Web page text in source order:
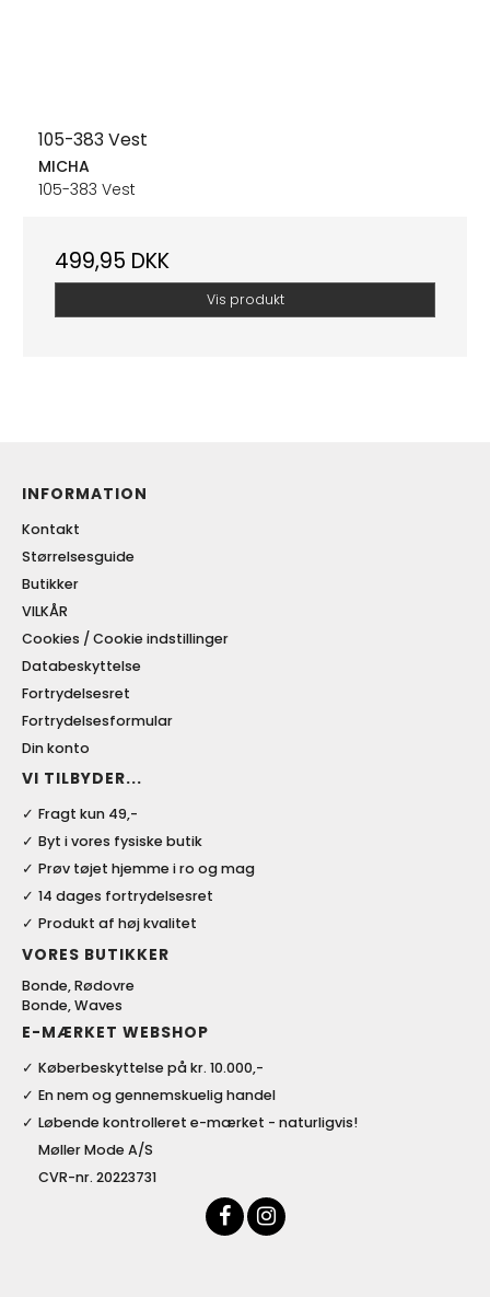
105-383 Vest
MICHA
105-383 Vest
499,95 DKK
Vis produkt
INFORMATION
Kontakt
Størrelsesguide
Butikker
VILKÅR
Cookies / Cookie indstillinger
Databeskyttelse
Fortrydelsesret
Fortrydelsesformular
Din konto
VI TILBYDER...
Fragt kun 49,-
Byt i vores fysiske butik
Prøv tøjet hjemme i ro og mag
14 dages fortrydelsesret
Produkt af høj kvalitet
VORES BUTIKKER
Bonde, Rødovre
Bonde, Waves
E-MÆRKET WEBSHOP
Køberbeskyttelse på kr. 10.000,-
En nem og gennemskuelig handel
Løbende kontrolleret e-mærket - naturligvis!
Møller Mode A/S
CVR-nr. 20223731